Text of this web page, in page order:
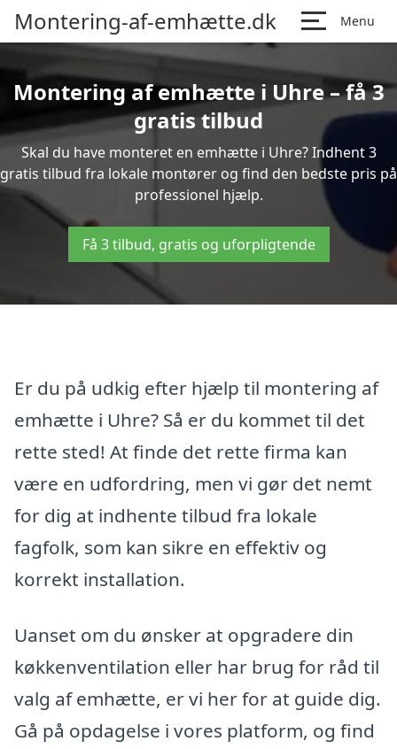
Montering-af-emhætte.dk Menu
Montering af emhætte i Uhre – få 3
gratis tilbud
Skal du have monteret en emhætte i Uhre? Indhent 3
gratis tilbud fra lokale montører og find den bedste pris på
professionel hjælp.
Få 3 tilbud, gratis og uforpligtende
Er du på udkig efter hjælp til montering af
emhætte i Uhre? Så er du kommet til det
rette sted! At finde det rette firma kan
være en udfordring, men vi gør det nemt
for dig at indhente tilbud fra lokale
fagfolk, som kan sikre en effektiv og
korrekt installation.
Uanset om du ønsker at opgradere din
køkkenventilation eller har brug for råd til
valg af emhætte, er vi her for at guide dig.
Gå på opdagelse i vores platform, og find